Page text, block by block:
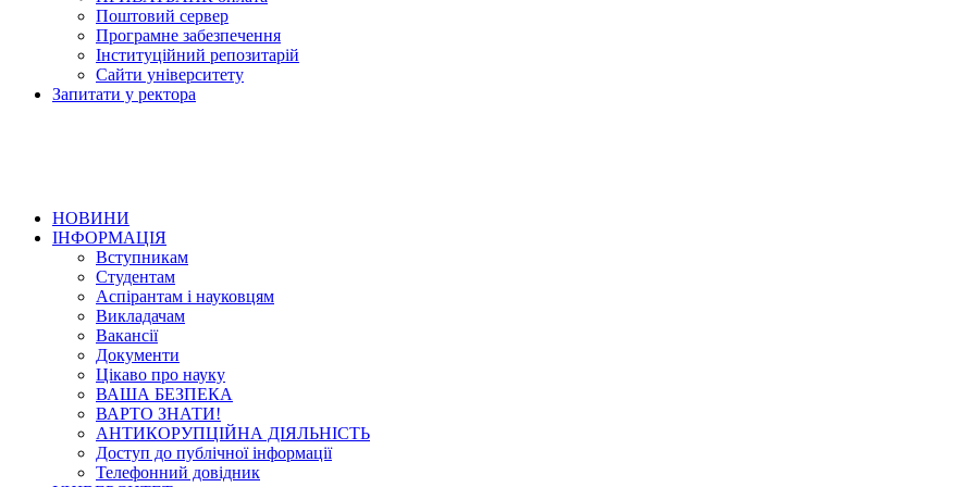
Поштовий сервер
Програмне забезпечення
Інституційний репозитарій
Сайти університету
Запитати у ректора
НОВИНИ
ІНФОРМАЦІЯ
Вступникам
Студентам
Аспірантам і науковцям
Викладачам
Вакансії
Документи
Цікаво про науку
ВАША БЕЗПЕКА
ВАРТО ЗНАТИ!
АНТИКОРУПЦІЙНА ДІЯЛЬНІСТЬ
Доступ до публічної інформації
Телефонний довідник